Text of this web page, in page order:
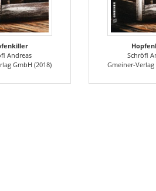
Andreas
GmbH (2018)
Schröfl
Gmeiner-Verlag